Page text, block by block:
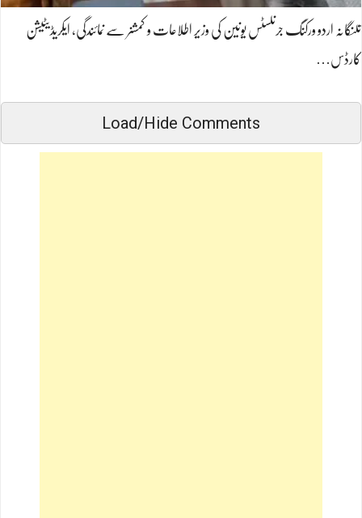
تلنگانہ اردو ورکنگ جرنلسٹس یونین کی وزیر اطلاعات و کمشنر سے نمائندگی، ایکریڈیٹیشن
کارڈس…
Load/Hide Comments